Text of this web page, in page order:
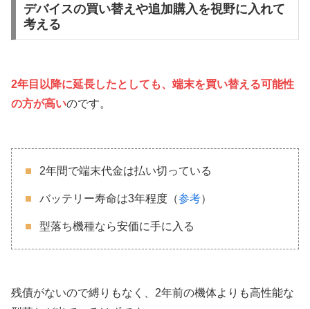
デバイスの買い替えや追加購入を視野に入れて
考える
2年目以降に延長したとしても、端末を買い替える可能性
の方が高いのです。
2年間で端末代金は払い切っている
バッテリー寿命は3年程度（参考）
型落ち機種なら安価に手に入る
残債がないので縛りもなく、2年前の機体よりも高性能な